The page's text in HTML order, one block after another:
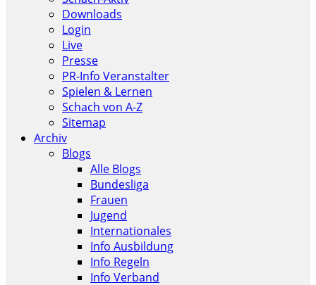
Downloads
Login
Live
Presse
PR-Info Veranstalter
Spielen & Lernen
Schach von A-Z
Sitemap
Archiv
Blogs
Alle Blogs
Bundesliga
Frauen
Jugend
Internationales
Info Ausbildung
Info Regeln
Info Verband